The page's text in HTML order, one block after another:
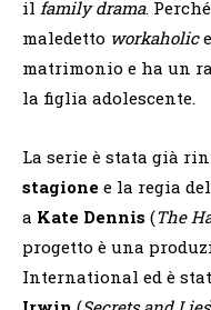
il family drama.
maledetto workaholic
matrimonio e ha un
la figlia adolescente.
La serie è stata già
stagione e la regia
a Kate Dennis (The
progetto è una
International ed è